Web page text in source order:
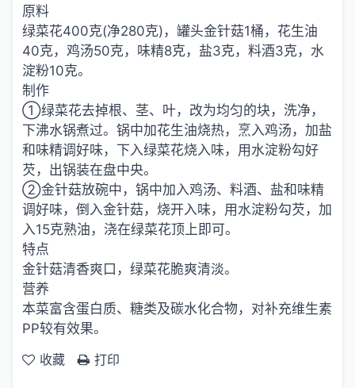
原料
绿菜花400克(净280克)，罐头金针菇1桶，花生油
40克，鸡汤50克，味精8克，盐3克，料酒3克，水
淀粉10克。
制作
①绿菜花去掉根、茎、叶，改为均匀的块，洗净，
下沸水锅煮过。锅中加花生油烧热，烹入鸡汤，加盐
和味精调好味，下入绿菜花烧入味，用水淀粉勾好
芡，出锅装在盘中央。
②金针菇放碗中，锅中加入鸡汤、料酒、盐和味精
调好味，倒入金针菇，烧开入味，用水淀粉勾芡，加
入15克熟油，浇在绿菜花顶上即可。
特点
金针菇清香爽口，绿菜花脆爽清淡。
营养
本菜富含蛋白质、糖类及碳水化合物，对补充维生素
PP较有效果。
收藏
打印